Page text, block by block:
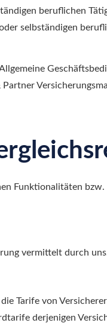
beruflichen
selbständigen
Funktionalitäten bzw.
vermittelt durch
Tarife von
derjenigen